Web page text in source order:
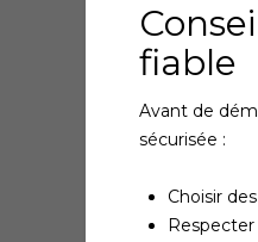
fiable
Avant de
sécurisée :
Choisir